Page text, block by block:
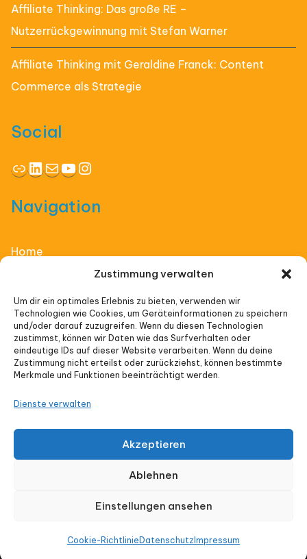
Zustimmung verwalten
Um dir ein optimales Erlebnis zu bieten, verwenden wir
Technologien wie Cookies, um Geräteinformationen zu speichern
und/oder darauf zuzugreifen. Wenn du diesen Technologien
zustimmst, können wir Daten wie das Surfverhalten oder
eindeutige IDs auf dieser Website verarbeiten. Wenn du deine
Zustimmung nicht erteilst oder zurückziehst, können bestimmte
Merkmale und Funktionen beeinträchtigt werden.
Dienste verwalten
Akzeptieren
Ablehnen
Einstellungen ansehen
Cookie-Richtlinie Datenschutz Impressum
Affiliate Thinking: Das große RE –
Nutzerrückgewinnung mit Stefan Warner
Affiliate Thinking mit Geraldine Franck: Content
Commerce als Strategie
Social
LinkLinkedIn
E-MailYouTube
Instagram
Navigation
Home
Vorträge
Veranstaltungen
Datenschutz
Cookie-Richtlinie (EU)
onlyoneway.de